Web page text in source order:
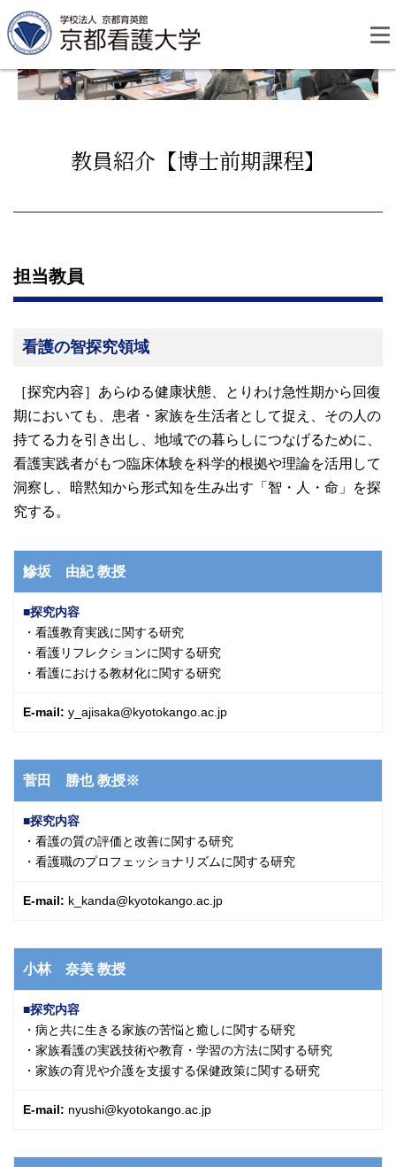
看護学部・編入学
学校生活
大学院【博士前期課程】
大学院【博士後期課程】
看護の智協働開発センター
入試案内
Q＆A
to
教員紹介【博士前期課程】
担当教員
看護の智探究領域
［探究内容］あらゆる健康状態、とりわけ急性期から回復
期においても、患者・家族を生活者として捉え、その人の
持てる力を引き出し、地域での暮らしにつなげるために、
看護実践者がもつ臨床体験を科学的根拠や理論を活用して
洞察し、暗黙知から形式知を生み出す「智・人・命」を探
究する。
鰺坂 由紀教授
探究内容
・看護教育実践に関する研究
・看護リフレクションに関する研究
・看護における教材化に関する研究
E-mail: y_ajisaka@kyotokango.ac.jp
菅田 勝也教授※
探究内容
・看護の質の評価と改善に関する研究
・看護職のプロフェッショナリズムに関する研究
E-mail: k_kanda@kyotokango.ac.jp
小林 奈美 教授
探究内容
・病と共に生きる家族の苦悩と癒しに関する研究
・家族看護の実践技術や教育・学習の方法に関する研究
・家族の育児や介護を支援する保健政策に関する研究
E-mail: nyushi@kyotokango.ac.jp